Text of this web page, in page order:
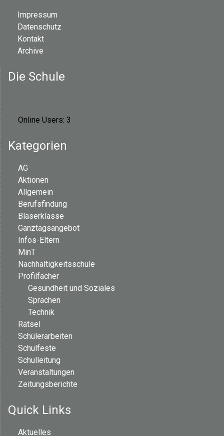
Impressum
Datenschutz
Kontakt
Archive
Die Schule
Online Users: 3
Kategorien
AG
Aktionen
Allgemein
Berufsfindung
Bläserklasse
Ganztagsangebot
Infos-Eltern
MinT
Nachhaltigkeitsschule
Profilfächer
Gesundheit und Soziales
Sprachen
Technik
Rätsel
Schülerarbeiten
Schulfeste
Schulleitung
Veranstaltungen
Zeitungsberichte
Quick Links
Aktuelles